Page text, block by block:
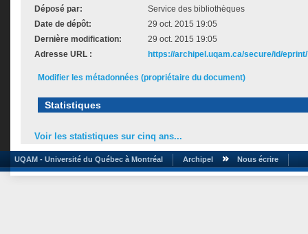
Déposé par:
Service des bibliothèques
Date de dépôt:
29 oct. 2015 19:05
Dernière modification:
29 oct. 2015 19:05
Adresse URL :
https://archipel.uqam.ca/secure/id/
Modifier les métadonnées (propriétaire du document)
Statistiques
Voir les statistiques sur cinq ans...
UQAM - Université du Québec à Montréal Archipel Nous écrire